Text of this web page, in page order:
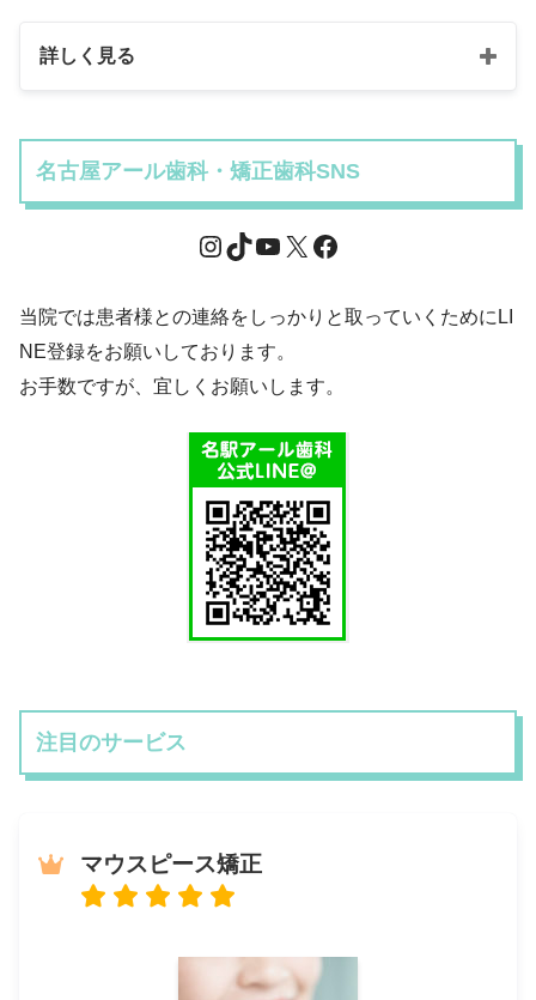
詳しく見る
名古屋アール歯科・矯正歯科SNS
当院では患者様との連絡をしっかりと取っていくためにLI
NE登録をお願いしております。
お手数ですが、宜しくお願いします。
注目のサービス
マウスピース矯正